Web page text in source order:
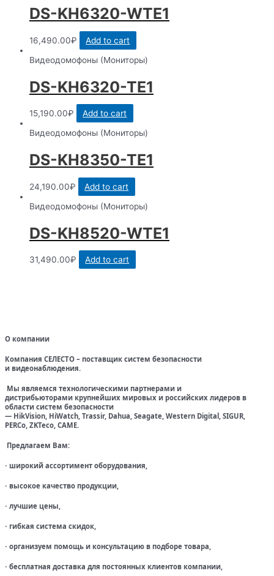
DS-KH6320-WTE1
16,490.00₽
Add to cart
Видеодомофоны (Мониторы)
DS-KH6320-TE1
15,190.00₽
Add to cart
Видеодомофоны (Мониторы)
DS-KH8350-TE1
24,190.00₽
Add to cart
Видеодомофоны (Мониторы)
DS-KH8520-WTE1
31,490.00₽ Add to cart
О компании
Компания СЕЛЕСТО – поставщик систем безопасности
и видеонаблюдения.
Мы являемся технологическими партнерами и
дистрибьюторами крупнейших мировых и российских лидеров в
области систем безопасности
— HikVision, HiWatch, Trassir, Dahua, Seagate, Western Digital, SIGUR,
PERCo, ZKTeco, CAME.
Предлагаем Вам:
· широкий ассортимент оборудования,
· высокое качество продукции,
· лучшие цены,
· гибкая система скидок,
· организуем помощь и консультацию в подборе товара,
· бесплатная доставка для постоянных клиентов компании,